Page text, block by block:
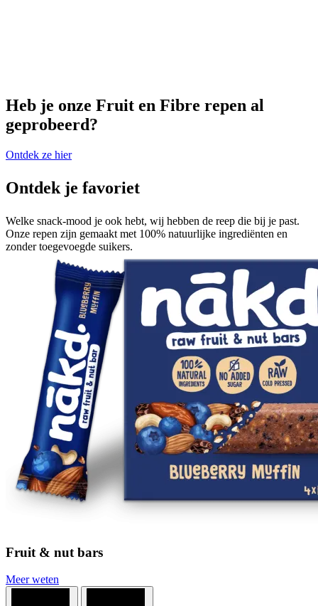
Heb je onze Fruit en Fibre repen al
geprobeerd?
Ontdek ze hier
Ontdek je favoriet
Welke snack-mood je ook hebt, wij hebben de reep die bij je past.
Onze repen zijn gemaakt met 100% natuurlijke ingrediënten en
zonder toegevoegde suikers.
Fruit & nut bars
Meer weten